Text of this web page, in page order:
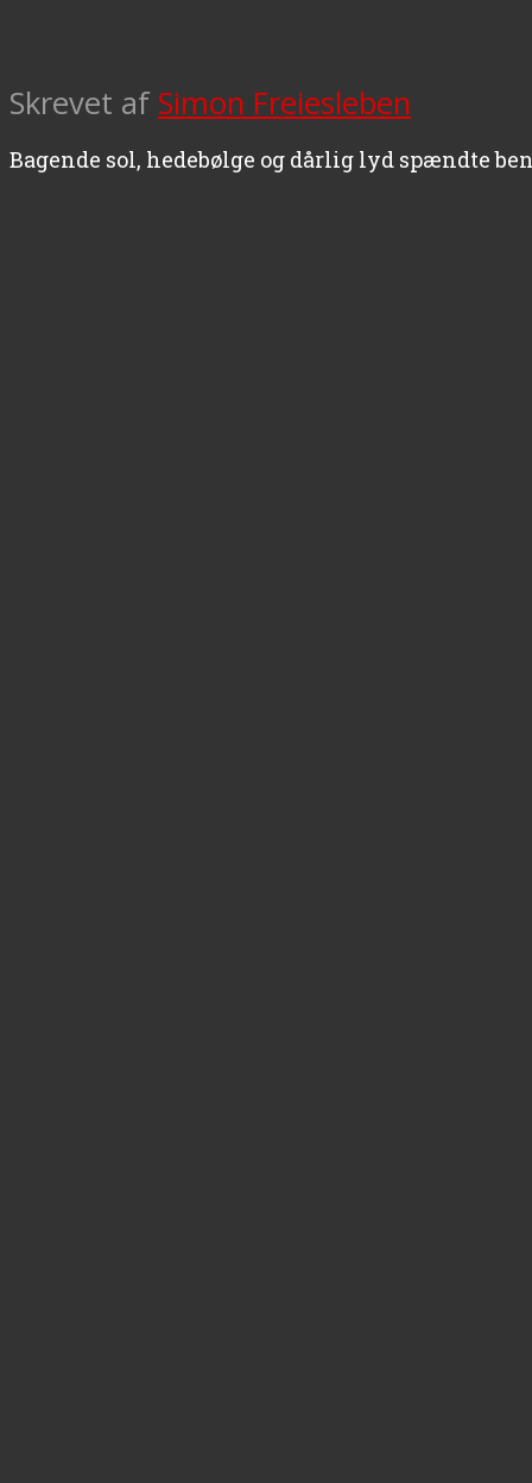
Skrevet af Simon Freiesleben
Bagende sol, hedebølge og dårlig lyd spændte